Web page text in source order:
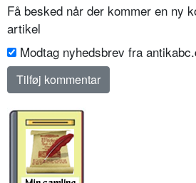
Få besked når der kommer en ny
artikel
Modtag nyhedsbrev fra